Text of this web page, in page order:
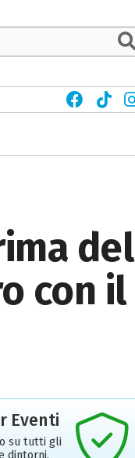
del
con il
Eventi
su tutti gli
dintorni,